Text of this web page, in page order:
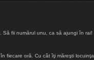
Să fii numărul unu, ca să ajungi în
fiecare oră. Cu cât îţi măreşti